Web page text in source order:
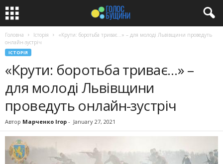
Головна Історія
«Крути: боротьба триває…» – для молоді Львівщини проведуть
онлайн-зустріч
ІСТОРІЯ
«Крути: боротьба триває…» –
для молоді Львівщини
проведуть онлайн-зустріч
Автор Марченко Ігор - January 27, 2021